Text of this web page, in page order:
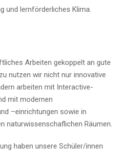
und lernförderliches Klima.
Arbeiten gekoppelt an gute
nutzen wir nicht nur innovative
arbeiten mit Interactive-
mit modernen
–einrichtungen sowie in
naturwissenschaflichen Räumen.
haben unsere Schüler/innen